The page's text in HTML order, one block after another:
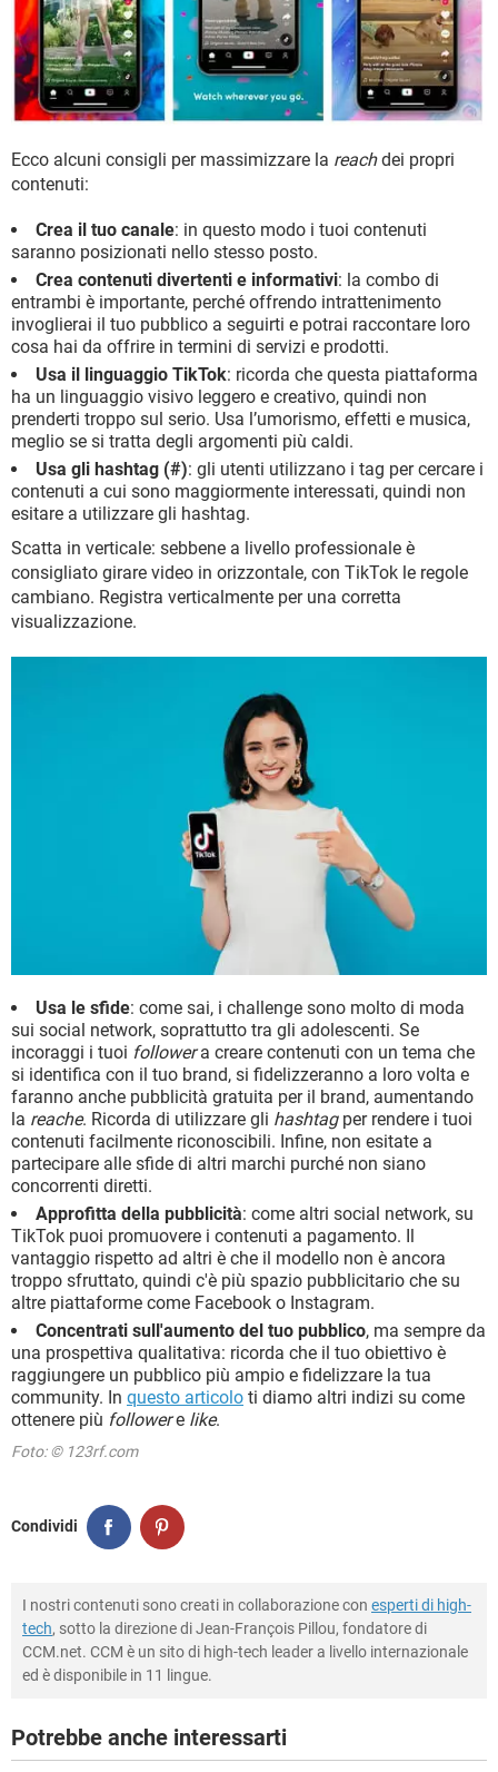
Ecco alcuni consigli per massimizzare la reachdei propri
contenuti:
Crea il tuo canale: in questo modo i tuoi contenuti
saranno posizionati nello stesso posto.
Crea contenuti divertenti e informativi: la combo di
entrambi è importante, perché offrendo intrattenimento
invoglierai il tuo pubblico a seguirti e potrai raccontare loro
cosa hai da offrire in termini di servizi e prodotti.
Usa il linguaggio TikTok: ricorda che questa piattaforma
ha un linguaggio visivo leggero e creativo, quindi non
prenderti troppo sul serio. Usa l’umorismo, effetti e musica,
meglio se si tratta degli argomenti più caldi.
Usa gli hashtag (#): gli utenti utilizzano i tag per cercare i
contenuti a cui sono maggiormente interessati, quindi non
esitare a utilizzare gli hashtag.
Scatta in verticale: sebbene a livello professionale è
consigliato girare video in orizzontale, con TikTok le regole
cambiano. Registra verticalmente per una corretta
visualizzazione.
Usa le sfide: come sai, i challenge sono molto di moda
sui social network, soprattutto tra gli adolescenti. Se
incoraggi i tuoi followera creare contenuti con un tema che
si identifica con il tuo brand, si fidelizzeranno a loro volta e
faranno anche pubblicità gratuita per il brand, aumentando
la reache. Ricorda di utilizzare gli hashtagper rendere i tuoi
contenuti facilmente riconoscibili. Infine, non esitate a
partecipare alle sfide di altri marchi purché non siano
concorrenti diretti.
Approfitta della pubblicità: come altri social network, su
TikTok puoi promuovere i contenuti a pagamento. Il
vantaggio rispetto ad altri è che il modello non è ancora
troppo sfruttato, quindi c'è più spazio pubblicitario che su
altre piattaforme come Facebook o Instagram.
Concentrati sull'aumento del tuo pubblico, ma sempre da
una prospettiva qualitativa: ricorda che il tuo obiettivo è
raggiungere un pubblico più ampio e fidelizzare la tua
community. In questo articolo ti diamo altri indizi su come
ottenere più followere like.
Foto: © 123rf.com
Condividi
I nostri contenuti sono creati in collaborazione con esperti di high-
tech, sotto la direzione di Jean-François Pillou, fondatore di
CCM.net. CCM è un sito di high-tech leader a livello internazionale
ed è disponibile in 11 lingue.
Potrebbe anche interessarti